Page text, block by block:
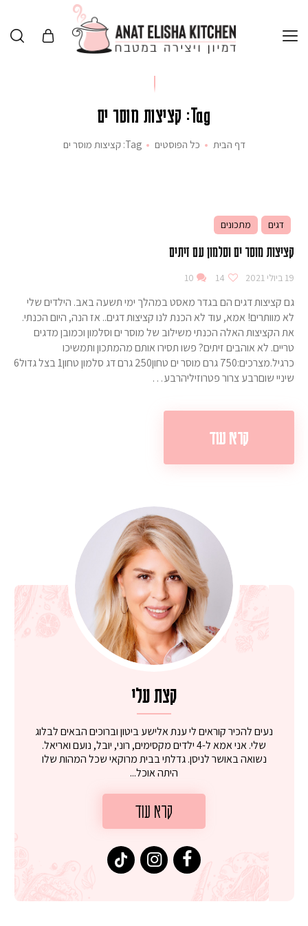
Tag: קציצות מוסר ים
דף הבית כל הפוסטים Tag: קציצות מוסר ים
דגים מתכונים
קציצות מוסר ים וסלמון עם זיתים
19 ביולי 2021 14
10
גם קציצות דגים הם בגדר מאסט במהלך ימי תשעה באב. הילדים שלי
לא מוותרים! אמא, עוד לא הכנת לנו קציצות דגים.. אז הנה, היום הכנתי.
את הקציצות האלה הכנתי משילוב של מוסר ים וסלמון וכמובן מדגים
טריים. לא אוהבים זיתים? פשו תסירו אותם מהמתכון ותמשיכו
כרגיל.מצרכים:750 גרם מוסר ים טחון250 גרם דג סלמון טחון1 בצל גדול6
שיניי שוםרבע צרור פטרוזיליהרבע…
קרא עוד
קצת עלי
נעים להכיר קוראים לי ענת אלישע ביטון וברוכים הבאים לבלוג
שלי. אני אמא ל-4 ילדים מקסימים, רוני, יובל, נועם ואריאל.
נשואה באושר לניסן. גדלתי בבית מרוקאי שכל המהות שלו
היתה אוכל...
קרא עוד